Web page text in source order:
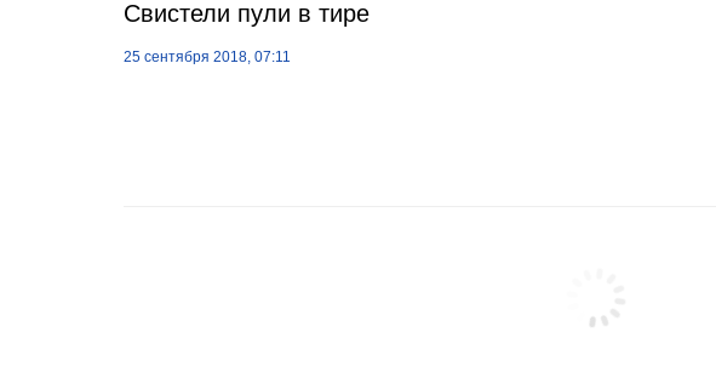
Свистели пули в тире
25 сентября 2018, 07:11